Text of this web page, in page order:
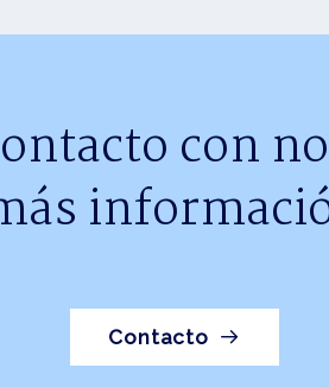
con
Contacto